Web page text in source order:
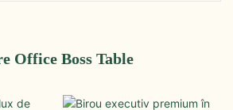
Office Boss Table